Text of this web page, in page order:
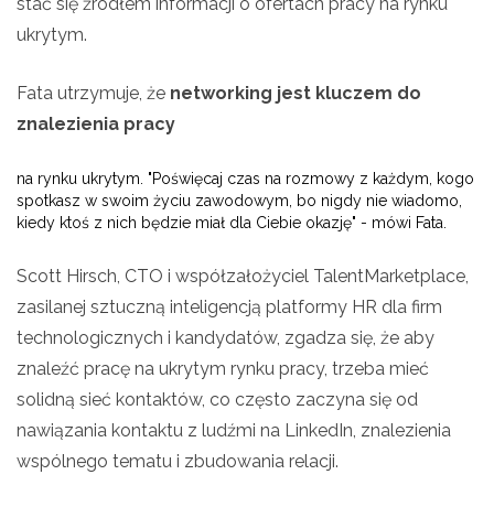
ukrytym.
Fata utrzymuje, że networking jest kluczem do
znalezienia pracy
na rynku ukrytym. "Poświęcaj czas na rozmowy z każdym, kogo
spotkasz w swoim życiu zawodowym, bo nigdy nie wiadomo,
kiedy ktoś z nich będzie miał dla Ciebie okazję" - mówi Fata.
Scott Hirsch, CTO i współzałożyciel TalentMarketplace,
zasilanej sztuczną inteligencją platformy HR dla firm
technologicznych i kandydatów, zgadza się, że aby
znaleźć pracę na ukrytym rynku pracy, trzeba mieć
solidną sieć kontaktów, co często zaczyna się od
nawiązania kontaktu z ludźmi na LinkedIn, znalezienia
wspólnego tematu i zbudowania relacji.